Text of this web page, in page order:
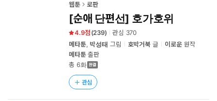
웹툰
로판
[순애 단편선] 호가호위
4.9 (239) 관심 370
메타툰, 박성태 그림 호박거북 글 이로운원작
메타툰출판
총 6화
관심